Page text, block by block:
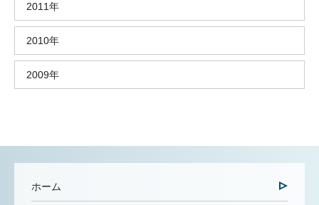
2011年
2010年
2009年
ホーム